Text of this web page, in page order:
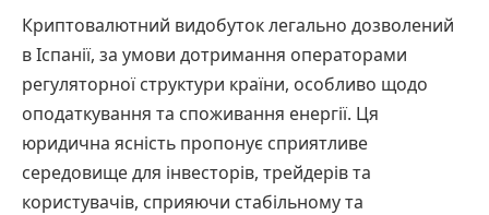
Криптовалютний видобуток легально дозволений
в Іспанії, за умови дотримання операторами
регуляторної структури країни, особливо щодо
оподаткування та споживання енергії. Ця
юридична ясність пропонує сприятливе
середовище для інвесторів, трейдерів та
користувачів, сприяючи стабільному та